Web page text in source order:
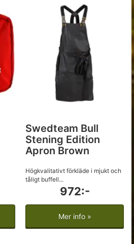
Swedteam Bull
Stening Edition
Apron Brown
Högkvalitativt förkläde i mjukt och
tåligt buffell...
972:-
Mer info »